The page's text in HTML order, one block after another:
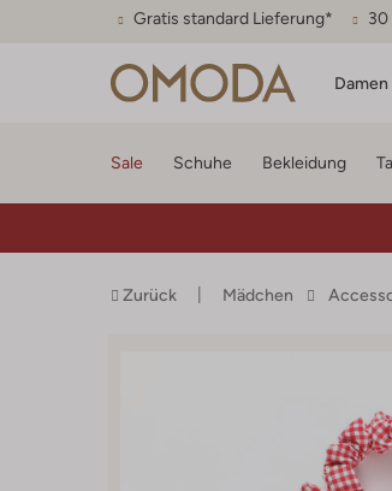
Gratis standard Lieferung* 30
Damen
Sale Schuhe Bekleidung
Zurück Mädchen